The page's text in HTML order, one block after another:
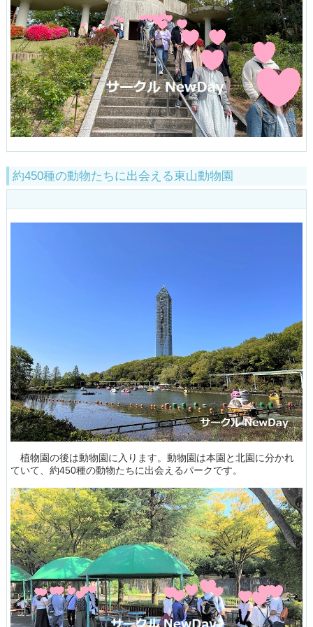
約450種の動物たちに出会える東山動物園
植物園の後は動物園に入ります。動物園は本園と北園に分かれ
ていて、約450種の動物たちに出会えるパークです。